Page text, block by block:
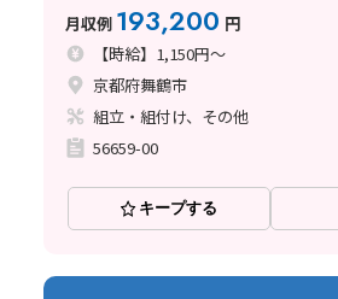
月収例 193,200 円
【時給】1,150円～
京都府舞鶴市
組立・組付け、その他
56659-00
キープする